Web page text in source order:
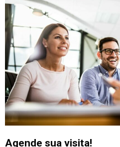
Agende sua visita!